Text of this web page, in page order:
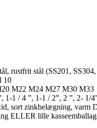
rustfrit stål (SS201,
10
M22 M24 M27 M30 M33
1-1 / 4 ”, 1-1 / 2”, 2 ”, 2- 1/
sort zinkbelægning, varm
ELLER lille